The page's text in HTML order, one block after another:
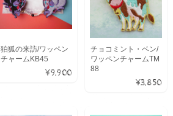
狛狐の来訪/ワッペン
チャームKB45
¥9,900
チョコミント・ベン/
ワッペンチャームTM
88
¥3,850